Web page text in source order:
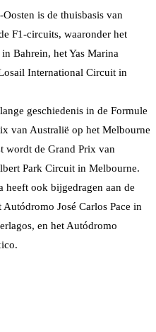
is de thuisbasis van
F1-circuits, waaronder het
Bahrein, het Yas Marina
International Circuit in
geschiedenis in de Formule
van Australië op het Melbourne
wordt de Grand Prix van
Park Circuit in Melbourne.
ook bijgedragen aan de
José Carlos Pace in
en het Autódromo